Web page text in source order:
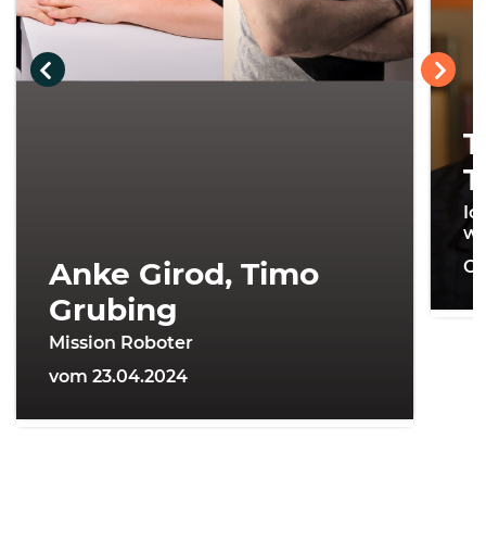
Anke Girod, Timo
Grubing
Mission Roboter
vom 23.04.2024